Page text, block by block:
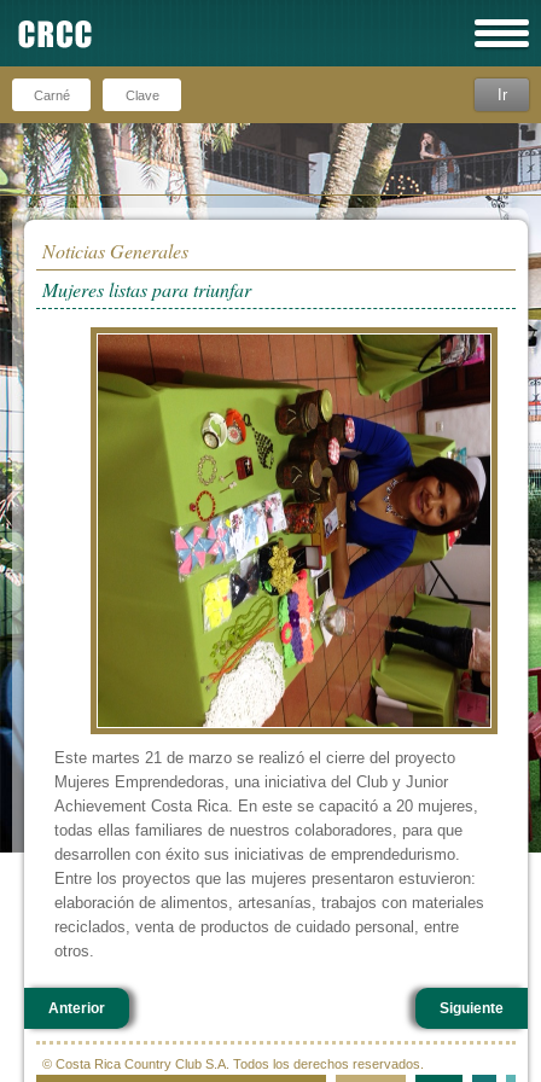
Recuérdeme
Ir
Noticias Generales
Mujeres listas para triunfar
Este martes 21 de marzo se realizó el cierre del proyecto
Mujeres Emprendedoras, una iniciativa del Club y Junior
Achievement Costa Rica. En este se capacitó a 20 mujeres,
todas ellas familiares de nuestros colaboradores, para que
desarrollen con éxito sus iniciativas de emprendedurismo.
Entre los proyectos que las mujeres presentaron estuvieron:
elaboración de alimentos, artesanías, trabajos con materiales
reciclados, venta de productos de cuidado personal, entre
otros.
Anterior Siguiente
© Costa Rica Country Club S.A. Todos los derechos reservados.